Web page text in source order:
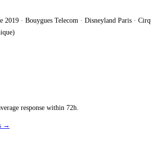
· Bouygues Telecom · Disneyland Paris ·
response within 72h.
→